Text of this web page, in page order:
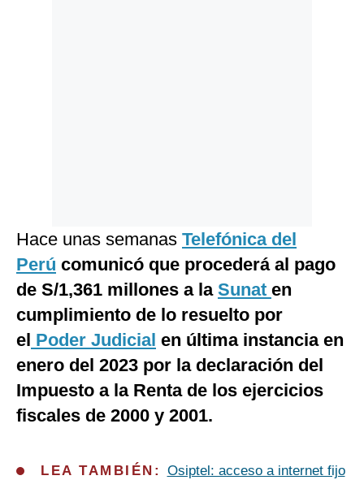
Hace unas semanas Telefónica del
Perú comunicó que procederá al pago
de S/1,361 millones a la Sunat en
cumplimiento de lo resuelto por
el Poder Judicial en última instancia en
enero del 2023 por la declaración del
Impuesto a la Renta de los ejercicios
fiscales de 2000 y 2001.
LEA TAMBIÉN: Osiptel: acceso a internet fijo